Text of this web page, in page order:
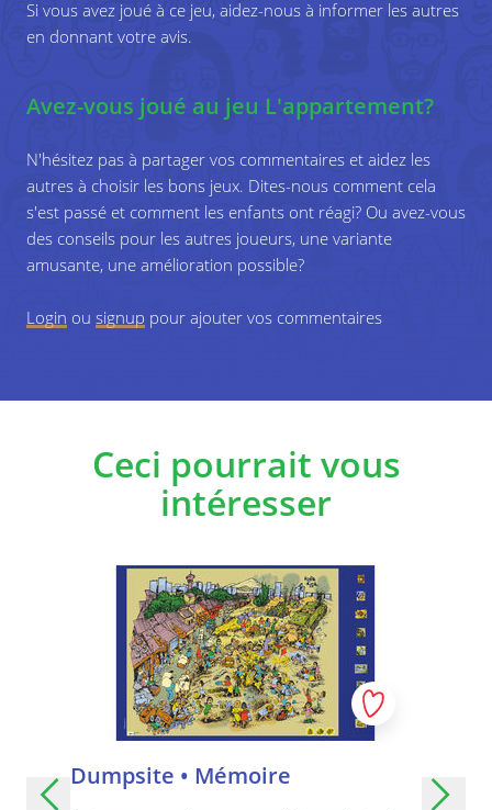
2
Interrogez maintenant les joueurs sur leur
propre vie et leur situation familiale. Questions
Avez-vous des frères ou sœurs? Quel âge
importants pour vous ?
Quelle est selon vous la situation familiale
idéale ?
oui, comment aimeriez-vous que ce soit ?
Variations
Les joueurs jouent une des situations des
Objectifs d'apprentissage spécifiques
Réfléchissez à des questions telles que la maltraitance des
enfants, le fossé entre riches et pauvres, la solitude, la
responsabilités, …
Si vous avez joué à ce jeu, aidez-nous à informer les autres
en donnant votre avis.
Avez-vous joué au jeu L'appartement?
N'hésitez pas à partager vos commentaires et aidez les
autres à choisir les bons jeux. Dites-nous comment cela
s'est passé et comment les enfants ont réagi? Ou avez-vous
des conseils pour les autres joueurs, une variante
amusante, une amélioration possible?
Login ou signup pour ajouter vos commentaires
Ceci pourrait vous
intéresser
Dumpsite • Mémoire